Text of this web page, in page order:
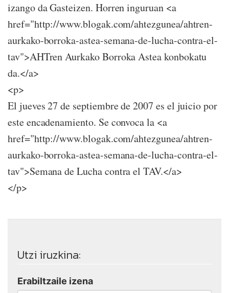
izango da Gasteizen. Horren inguruan <a
href="http://www.blogak.com/ahtezgunea/ahtren-
aurkako-borroka-astea-semana-de-lucha-contra-el-
tav">AHTren Aurkako Borroka Astea konbokatu
da.</a>
<p>
El jueves 27 de septiembre de 2007 es el juicio por
este encadenamiento. Se convoca la <a
href="http://www.blogak.com/ahtezgunea/ahtren-
aurkako-borroka-astea-semana-de-lucha-contra-el-
tav">Semana de Lucha contra el TAV.</a>
</p>
Utzi iruzkina:
Erabiltzaile izena